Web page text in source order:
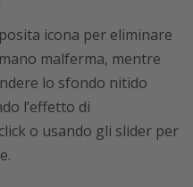
icona per eliminare
malferma, mentre
lo sfondo nitido
l’effetto di
o usando gli slider per